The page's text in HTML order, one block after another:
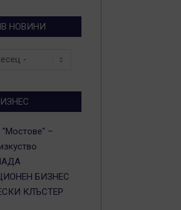
НОВИНИ
"Мостове" –
БИЗНЕС
КЛЪСТЕР